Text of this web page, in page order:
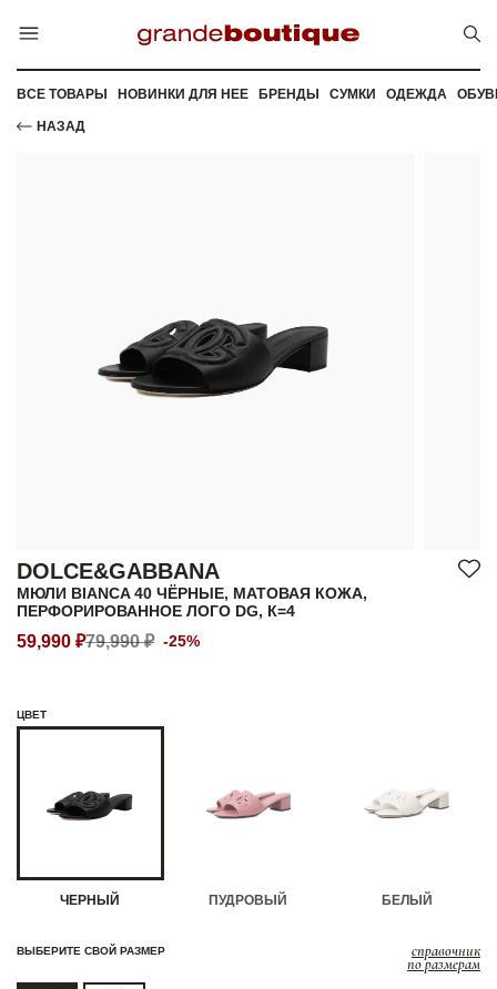
ВСЕ ТОВАРЫ НОВИНКИ ДЛЯ НЕЕ БРЕНДЫ СУМКИ ОДЕЖДА
НАЗАД
DOLCE&GABBANA
МЮЛИ BIANCA 40 ЧЁРНЫЕ, МАТОВАЯ КОЖА,
ПЕРФОРИРОВАННОЕ ЛОГО DG, К=4
59,990 ₽79,990 ₽ -25%
ЦВЕТ
ЧЕРНЫЙ ПУДРОВЫЙ БЕЛЫЙ
ВЫБЕРИТЕ СВОЙ РАЗМЕР справочник
по размерам